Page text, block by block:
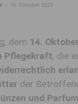
- 15. Oktober 2025
dem 14.
Pflegekraft, die
der
und